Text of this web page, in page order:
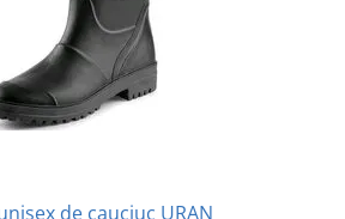
de cauciuc URAN